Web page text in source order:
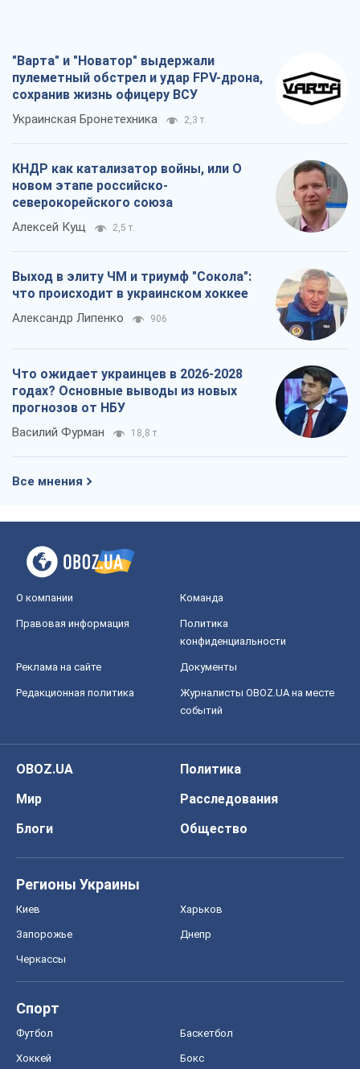
"Варта" и "Новатор" выдержали
пулеметный обстрел и удар FPV-дрона,
сохранив жизнь офицеру ВСУ
Украинская Бронетехника 2,3 т.
КНДР как катализатор войны, или О
новом этапе российско-
северокорейского союза
Алексей Кущ 2,5 т.
Выход в элиту ЧМ и триумф "Сокола":
что происходит в украинском хоккее
Александр Липенко 906
Что ожидает украинцев в 2026-2028
годах? Основные выводы из новых
прогнозов от НБУ
Василий Фурман 18,8 т.
Все мнения
О компании Команда
Правовая информация
Политика
конфиденциальности
Реклама на сайте Документы
Редакционная политика
Журналисты OBOZ.UA на месте
событий
OBOZ.UA
Политика
Мир
Расследования
Блоги
Общество
Регионы Украины
Киев Харьков
Запорожье Днепр
Черкассы
Спорт
Футбол Баскетбол
Хоккей Бокс